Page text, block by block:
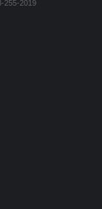
255-2019